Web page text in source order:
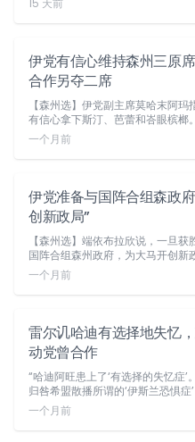
15 天前
伊党有信心维持森州三原
合作另夺二席
【森州选】伊党副主席莫哈末阿玛
有信心拿下斯汀、芭蕾和峇眼槟榔。
一个月前
伊党准备与国阵合组森政
创新政局”
【森州选】端依布拉欣说，一旦获
国阵合组森州政府，为大马开创新
一个月前
雷尔讥哈迪有选择地失忆
动党曾合作
“哈迪阿旺患上了‘有选择的失忆症’
归咎希盟散播所谓的‘伊斯兰恐惧症
一个月前